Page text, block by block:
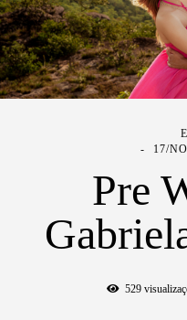
17/
Pre
529